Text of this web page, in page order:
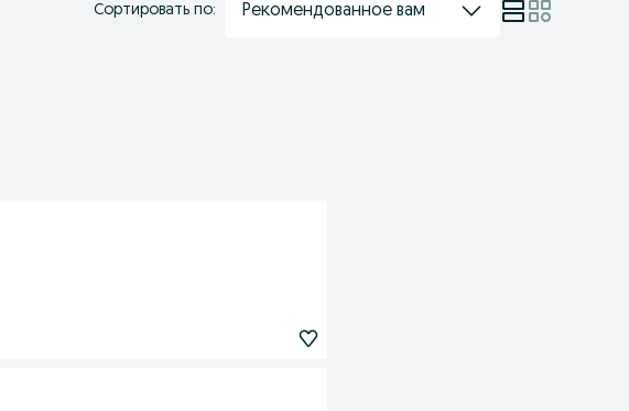
Сортировать по: Рекомендованное вам